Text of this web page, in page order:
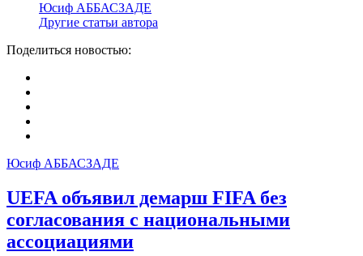
Юсиф АББАСЗАДЕ
Другие статьи автора
Поделиться новостью:
Юсиф АББАСЗАДЕ
UEFA объявил демарш FIFA без
согласования с национальными
ассоциациями